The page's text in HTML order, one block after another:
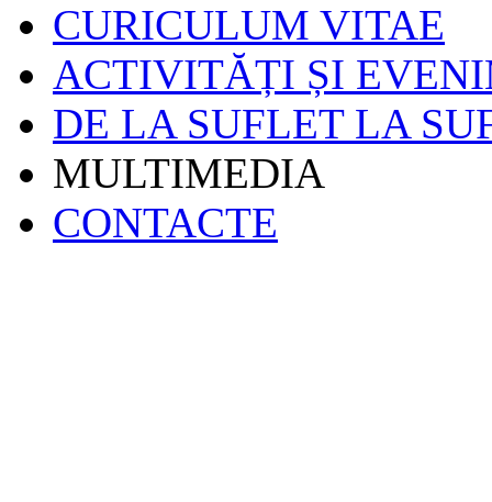
CURICULUM VITAE
ACTIVITĂȚI ȘI
DE LA SUFLET LA
MULTIMEDIA
CONTACTE